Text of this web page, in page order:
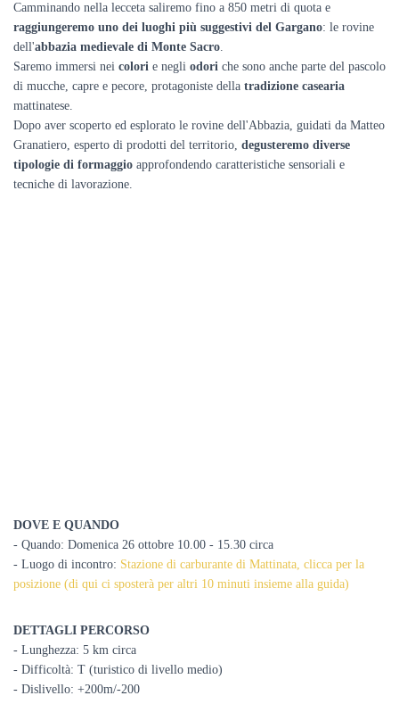
Camminando nella lecceta saliremo fino a 850 metri di quota e
raggiungeremo uno dei luoghi più suggestivi del Gargano: le rovine
dell'abbazia medievale di Monte Sacro.
Saremo immersi nei colori e negli odori che sono anche parte del pascolo
di mucche, capre e pecore, protagoniste della tradizione casearia
mattinatese.
Dopo aver scoperto ed esplorato le rovine dell'Abbazia, guidati da Matteo
Granatiero, esperto di prodotti del territorio, degusteremo diverse
tipologie di formaggio approfondendo caratteristiche sensoriali e
tecniche di lavorazione.
DOVE E QUANDO
- Quando: Domenica 26 ottobre 10.00 - 15.30 circa
- Luogo di incontro: Stazione di carburante di Mattinata, clicca per la
posizione (di qui ci sposterà per altri 10 minuti insieme alla guida)
DETTAGLI PERCORSO
- Lunghezza: 5 km circa
- Difficoltà: T (turistico di livello medio)
- Dislivello: +200m/-200